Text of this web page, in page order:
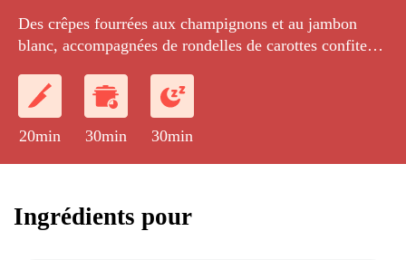
Des crêpes fourrées aux champignons et au jambon
blanc, accompagnées de rondelles de carottes confites
20min 30min 30min
Ingrédients pour